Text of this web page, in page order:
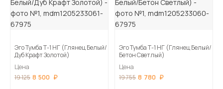
Эго Тумба Т-1 НГ (Глянец Белый/
Дуб Крафт Золотой)
Цена
19 125 8 500
Эго Тумба Т-1 НГ (Глянец Белый/
Бетон Светлый)
Цена
19 755 8 780